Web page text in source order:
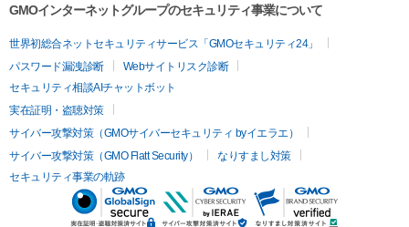
GMOインターネットグループのセキュリティ事業について
世界初総合ネットセキュリティサービス「GMOセキュリティ24」
パスワード漏洩診断
Webサイトリスク診断
セキュリティ相談AIチャットボット
実在証明・盗聴対策
サイバー攻撃対策（GMOサイバーセキュリティ byイエラエ）
サイバー攻撃対策（GMO Flatt Security）
なりすまし対策
セキュリティ事業の軌跡